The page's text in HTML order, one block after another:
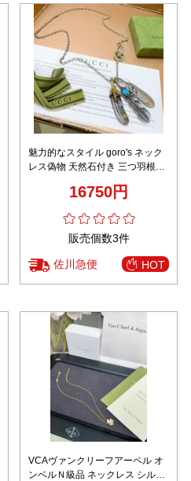
魅力的なスタイル goro's ネック
レス偽物 天然石付き 三つ羽根
16750円
販売個数3件
佐川急便 HOT
VCAヴァンクリーフアーペル オ
ンベルＮ級品 ネックレス シルバ